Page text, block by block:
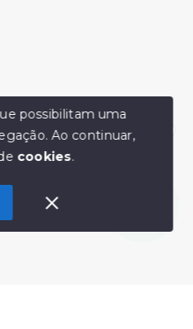
para te ajudar.
Imóveis - Todos os
possibilitam uma
Ao continuar,
cookies.